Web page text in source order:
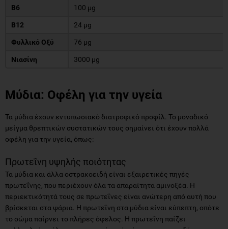
Β6 100 μg
Β12 24 μg
Φυλλικό Οξύ 76 μg
Νιασίνη 3000 μg
Μύδια: Οφέλη για την υγεία
Τα μύδια έχουν εντυπωσιακό διατροφικό προφίλ. Το μοναδικό
μείγμα θρεπτικών συστατικών τους σημαίνει ότι έχουν πολλά
οφέλη για την υγεία, όπως:
Πρωτεΐνη υψηλής ποιότητας
Τα μύδια και άλλα οστρακοειδή είναι εξαιρετικές πηγές
πρωτεΐνης, που περιέχουν όλα τα απαραίτητα αμινοξέα. Η
περιεκτικότητά τους σε πρωτεΐνες είναι ανώτερη από αυτή που
βρίσκεται στα ψάρια. Η πρωτεΐνη στα μύδια είναι εύπεπτη, οπότε
το σώμα παίρνει το πλήρες όφελος. Η πρωτεΐνη παίζει